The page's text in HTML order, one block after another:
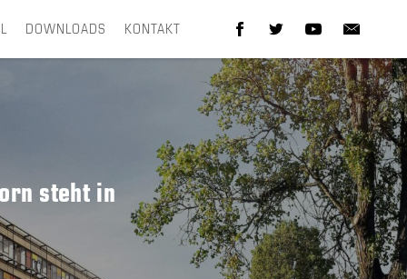
DOWNLOADS KONTAKT
steht in